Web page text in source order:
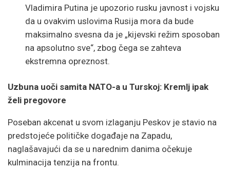
Vladimira Putina je upozorio rusku javnost i vojsku
da u ovakvim uslovima Rusija mora da bude
maksimalno svesna da je „kijevski režim sposoban
na apsolutno sve“, zbog čega se zahteva
ekstremna opreznost.
Uzbuna uoči samita NATO-a u Turskoj: Kremlj ipak
želi pregovore
Poseban akcenat u svom izlaganju Peskov je stavio na
predstojeće političke događaje na Zapadu,
naglašavajući da se u narednim danima očekuje
kulminacija tenzija na frontu.